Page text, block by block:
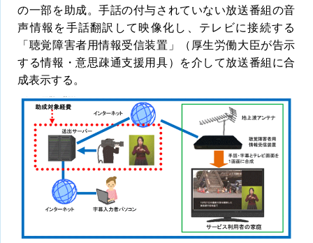
の一部を助成。手話の付与されていない放送番組の音
声情報を手話翻訳して映像化し、テレビに接続する
「聴覚障害者用情報受信装置」（厚生労働大臣が告示
する情報・意思疎通支援用具）を介して放送番組に合
成表示する。